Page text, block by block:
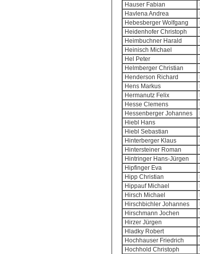
Hauser Fabian
Havlena Andrea
Hebesberger Wolfgang
Heidenhofer Christoph
Heimbuchner Harald
Heinisch Michael
Hel Peter
Helmberger Christian
Henderson Richard
Hens Markus
Hermanutz Felix
Hesse Clemens
Hessenberger Johannes
Hiebl Hans
Hiebl Sebastian
Hinterberger Klaus
Hintersteiner Roman
Hintringer Hans-Jürgen
Hipfinger Eva
Hipp Christian
Hippauf Michael
Hirsch Michael
Hirschbichler Johannes
Hirschmann Jochen
Hirzer Jürgen
Hladky Robert
Hochhauser Friedrich
Hochhold Christoph